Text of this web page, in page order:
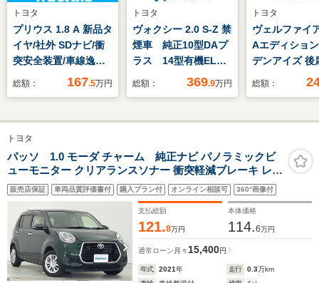
トヨタ
プリウス 1.8 A 新品タ
イヤ/社外 SDナビ/衝
突安全装置/車線逸脱
防止支援システム/パ
ーダー 社外/ヘッドラ
ンプ LED/Bluetooth
接続/ETC
総額： 167.5万円
トヨタ
ヴォクシー 2.0 S-Z 禁
煙車 純正10型DAプ
ラス 14型有機EL後
席モニター 両側電動
被害軽減システム レ
リアゲート ドラレ
コ HDMI入力 コー
ナーセンサー
総額： 369.9万円
トヨタ
ヴェルファイ
Aエディショ
デンアイズ 後
ップダウンモ
バックドア/両
フレザーシー
ダークルーズ
ール/プリクラ
セーフティ/禁
総額：
トヨタ
パッソ 1.0 モーダ チャーム 純正ナビ パノラミックビ
ューモニター クリアランスソナー 衝突軽減ブレーキ レー
ンキープアシスト オートハイビーム LEDヘッドランプ ス
マートキー ETC Bluetoothオーディオ 禁煙車
販売店保証 車両品質評価書付 購入プラン付 オンライン相談可 360°画像付
支払総額
121.8万円
本体価格
114.6万円
通常ローン 月々 15,400円
年式 2021年 走行 0.3万km